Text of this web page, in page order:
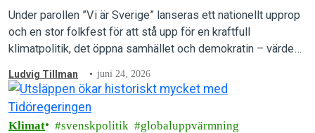
Under parollen ”Vi är Sverige” lanseras ett nationellt upprop
och en stor folkfest för att stå upp för en kraftfull
klimatpolitik, det öppna samhället och demokratin – värden
Ludvig Tillman juni 24, 2026
Klimat svenskpolitik
globaluppvärmning